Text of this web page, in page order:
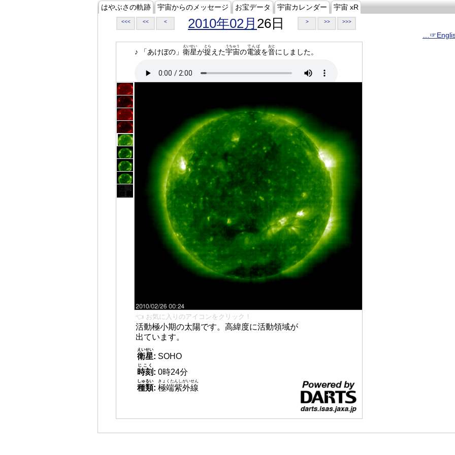
はやぶさの軌跡 宇宙からのメッセージ お宝データ 宇宙カレンダー 宇宙 xR
<<< << < 2010年02月 26日 > >> >>>
♪ 「あけぼの」 衛星
えいせい
が捉
とら
えた宇宙
うちゅう
の電波
でんぱ
を音
おと
にしました。
👈 お気に入りのアイコンをクリック！
活動極小期の太陽です。高緯度に活動領域が
出ています。
衛星
えいせい
: SOHO
時刻
じこく
: 0時24分
種類
しゅるい
: 極端紫外線
きょくたんしがいせん